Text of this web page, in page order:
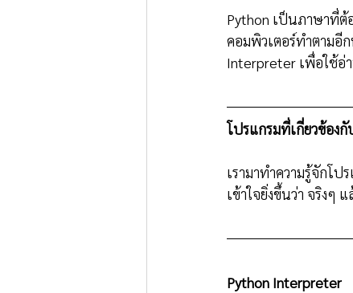
Python เป็นภาษาที่ต้
คอมพิวเตอร์ทำตามอี
Interpreter เพื่อใช้อ่
โปรแกรมที่เกี่ยวข้องกั
เรามาทำความรู้จักโ
เข้าใจยิ่งขึ้นว่า จริงๆ
Python Interpreter